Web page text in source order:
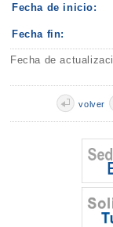
Fecha de inicio:
Fecha fin:
Fecha de
volver